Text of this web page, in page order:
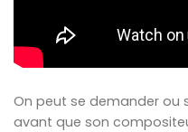
On peut se demander ou
avant que son